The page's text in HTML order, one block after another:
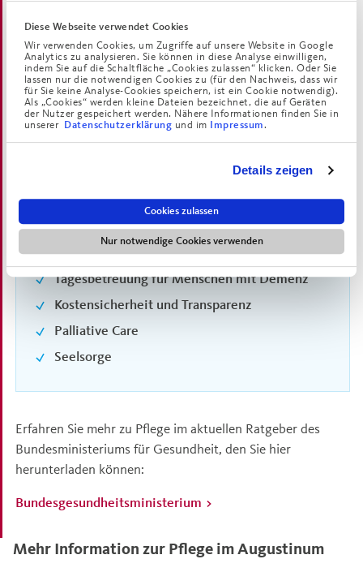
Diese Webseite verwendet Cookies
Wir verwenden Cookies, um Zugriffe auf unsere Website in Google
Analytics zu analysieren. Sie können in diese Analyse einwilligen,
indem Sie auf die Schaltfläche „Cookies zulassen“ klicken. Oder Sie
lassen nur die notwendigen Cookies zu (für den Nachweis, dass wir
für Sie keine Analyse-Cookies speichern, ist ein Cookie notwendig).
Als „Cookies“ werden kleine Dateien bezeichnet, die auf Geräten
der Nutzer gespeichert werden. Nähere Informationen finden Sie in
unserer Datenschutzerklärung und im Impressum.
Details zeigen
Cookies zulassen
Nur notwendige Cookies verwenden
Pflege im Augustinum
Individuelle Pflege im eigenen Appartement
Hauseigener Pflegedienst
24-Stunden-Versorgung mit Notrufservice
Pflege bei vorübergehender Krankheit
Tagesbetreuung für Menschen mit Demenz
Kostensicherheit und Transparenz
Palliative Care
Seelsorge
Erfahren Sie mehr zu Pflege im aktuellen Ratgeber des
Bundesministeriums für Gesundheit, den Sie hier
herunterladen können:
Bundesgesundheitsministerium
Mehr Information zur Pflege im Augustinum